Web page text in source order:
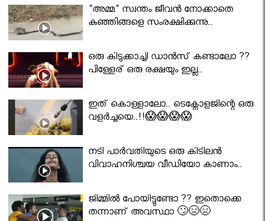
"അമ്മ" സ്വന്തം ജീവൻ നോക്കാതെ
കുഞ്ഞിങ്ങളെ സംരക്ഷിക്കുന്നു..
ഒരു കിടുക്കാച്ചി ഡാൻസ് കണ്ടാലോ ??
പിള്ളേര് ഒരു രക്ഷയും ഇല്ല..
ഇത് കൊള്ളാലോ.. ടെക്നോളജിന്റെ ഒരു
വളർച്ചയെ..!!😱😱😱😱
നടി പാർവതിയുടെ ഒരു കിടിലൻ
വിവാഹനിശ്ചയ വീഡിയോ കാണാം..
ജിമ്മിൽ പോയിട്ടുണ്ടോ ?? ഇതൊക്കെ
തന്നാണ് അവസ്ഥാ 🙄😣😣